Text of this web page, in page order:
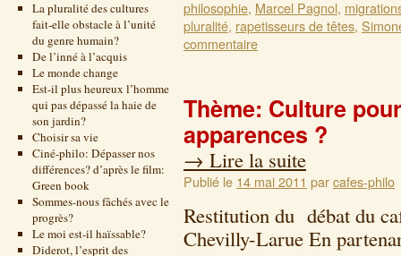
La pluralité des cultures
fait-elle obstacle à l’unité
du genre humain?
De l’inné à l’acquis
Le monde change
Est-il plus heureux l’homme
qui pas dépassé la haie de
son jardin?
Choisir sa vie
Ciné-philo: Dépasser nos
différences? d’après le film:
Green book
Sommes-nous fâchés avec le
progrès?
Le moi est-il haïssable?
Diderot, l’esprit des
philosophie, Marcel Pagnol,
pluralité, rapetisseurs de têtes,
commentaire
Thème: Culture
apparences ?
→ Lire la suite
Publié le 14 mai 2011 parcafes-philo
Restitution du débat du
Chevilly-Larue En